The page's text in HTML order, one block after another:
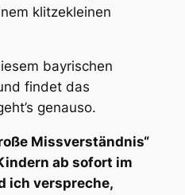
klitzekleinen
bayrischen
findet das
genauso.
Missverständnis“
ab sofort im
ich verspreche,